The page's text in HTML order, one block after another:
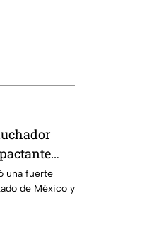
del ring
una fuerte
de México y